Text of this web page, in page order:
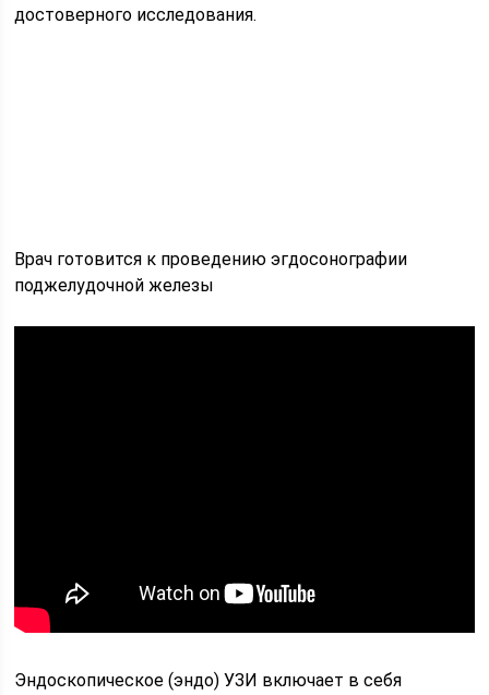
достоверного исследования.
Врач готовится к проведению эгдосонографии
поджелудочной железы
Эндоскопическое (эндо) УЗИ включает в себя